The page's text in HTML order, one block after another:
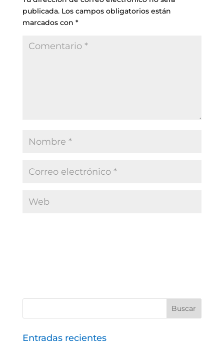
publicada. Los campos obligatorios están
marcados con *
Entradas recientes